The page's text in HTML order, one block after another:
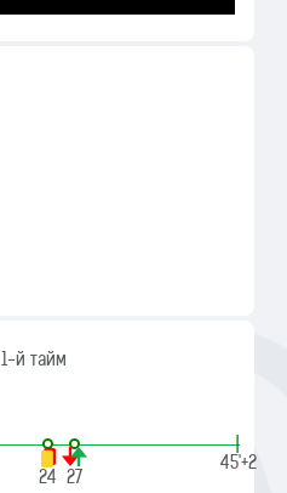
1-й тайм
24 27
|
45'+2